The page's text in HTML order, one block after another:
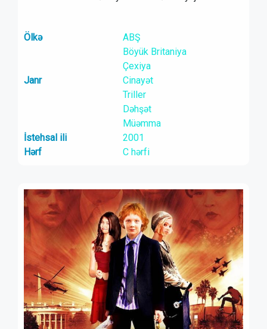
Ölkə
ABŞ
Böyük Britaniya
Çexiya
Janr
Cinayət
Triller
Dəhşət
Müəmma
İstehsal ili
2001
Hərf
C hərfi